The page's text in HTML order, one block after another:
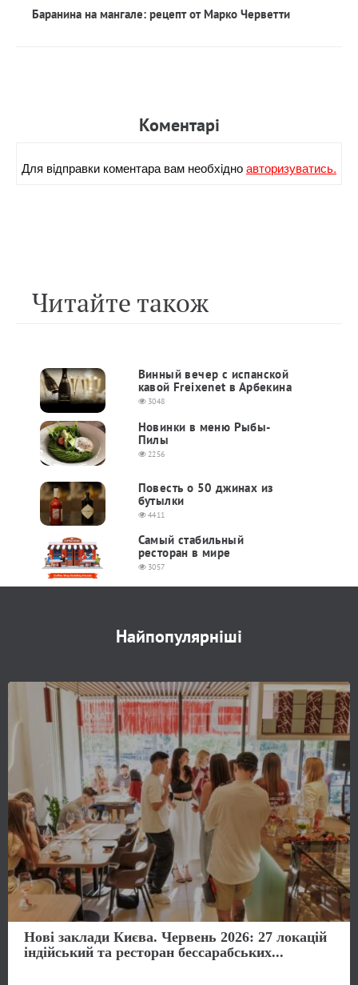
Баранина на мангале: рецепт от Марко Черветти
Коментарi
Для вiдправки коментара вам необхiдноавторизуватись.
Читайте також
Винный вечер с испанской
кавой Freixenet в Арбекина
3048
Новинки в меню Рыбы-
Пилы
2256
Повесть о 50 джинах из
бутылки
4411
Самый стабильный
ресторан в мире
3057
Найпопулярніші
Нові заклади Києва. Червень 2026: 27 локацій
індійський та ресторан бессарабських...